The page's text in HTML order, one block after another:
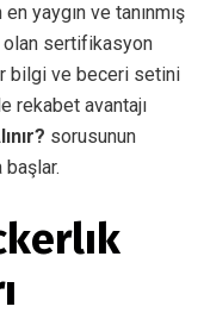
yaygın ve tanınmış
olan sertifikasyon
bilgi ve beceri setini
rekabet avantajı
sorusunun